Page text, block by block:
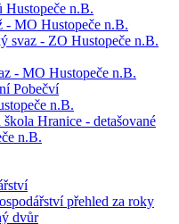
Hustopeče n.B.
- MO Hustopeče n.B.
svaz - ZO Hustopeče n.B.
- MO Hustopeče n.B.
Pobečví
n.B.
Hranice - detašované
n.B.
přehled za roky
dvůr